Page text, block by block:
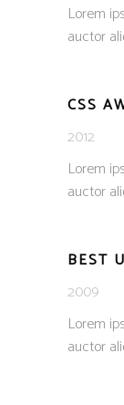
Lorem
auctor
CSS
2012
Lorem
auctor
BEST
2009
Lorem
auctor